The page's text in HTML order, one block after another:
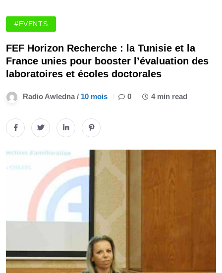
#EVENTS
FEF Horizon Recherche : la Tunisie et la
France unies pour booster l’évaluation des
laboratoires et écoles doctorales
Radio Awledna / 10 mois 0 4 min read